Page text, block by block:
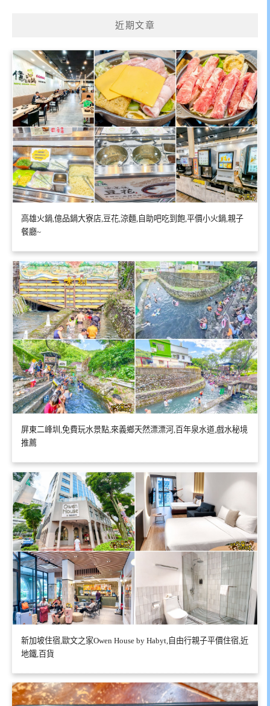
近期文章
高雄火鍋,億品鍋大寮店,豆花,涼麵,自助吧吃到飽,平價小火鍋,親子
餐廳~
屏東二峰圳,免費玩水景點,來義鄉天然漂漂河,百年泉水道,戲水秘境
推薦
新加坡住宿,歐文之家Owen House by Habyt,自由行親子平價住宿,近
地鐵,百貨